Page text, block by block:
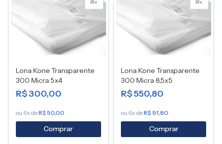
Lona Kone Transparente
300 Micra 5x4
R$ 300,00
ou 6x deR$ 50,00
Comprar
Adicionar para
Lona Kone Transparente
300 Micra 8,5x5
R$ 550,80
ou 6x deR$ 91,80
Comprar